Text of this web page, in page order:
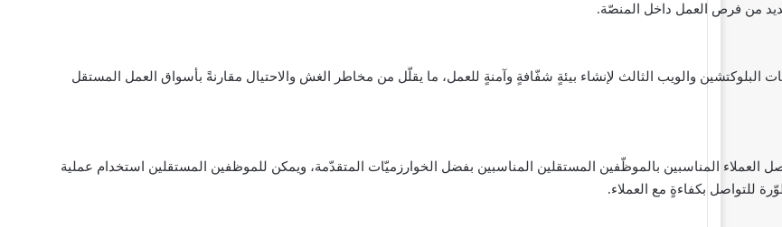
من فرص العمل داخل المنصّة.
البلوكتشين والويب الثالث لإنشاء بيئةٍ شفّافةٍ وآمنةٍ للعمل، ما يقلّل من مخاطر الغش والاحتيال مقارنةً بأسواق العمل المستقل
المناسبين بالموظّفين المستقلين المناسبين بفضل الخوارزميّات المتقدّمة، ويمكن للموظفين المستقلين استخدام عملية
للتواصل بكفاءةٍ مع العملاء.